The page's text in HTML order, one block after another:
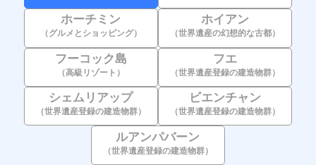
ホーチミン
（グルメとショッピング）
ホイアン
（世界遺産の幻想的な古都）
フーコック島
（高級リゾート）
フエ
（世界遺産登録の建造物群）
シェムリアップ
（世界遺産登録の建造物群）
ビエンチャン
（世界遺産登録の建造物群）
ルアンパバーン
（世界遺産登録の建造物群）